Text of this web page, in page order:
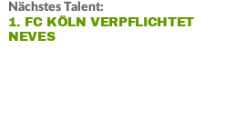
Nächstes Talent:
1. FC KÖLN VERPFLICHTET
NEVES